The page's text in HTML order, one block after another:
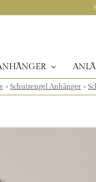
» Schutzengel Anhänger »